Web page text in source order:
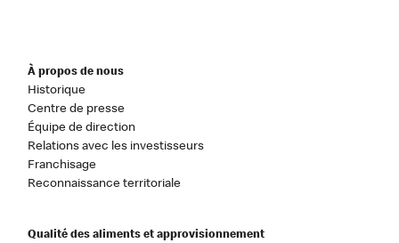
À propos de nous
Historique
Centre de presse
Équipe de direction
Relations avec les investisseurs
Franchisage
Reconnaissance territoriale
Qualité des aliments et approvisionnement